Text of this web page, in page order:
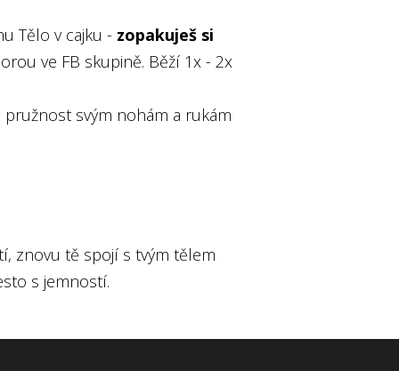
Tělo v cajku - zopakuješ si
ve FB skupině. Běží 1x - 2x
svým nohám a rukám
znovu tě spojí s tvým tělem
s jemností.